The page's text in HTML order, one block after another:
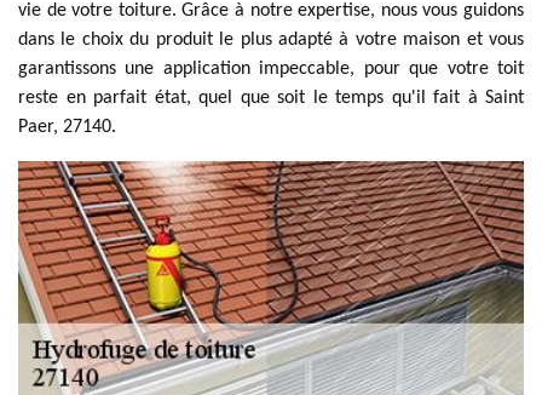
vie de votre toiture. Grâce à notre expertise, nous vous guidons
dans le choix du produit le plus adapté à votre maison et vous
garantissons une application impeccable, pour que votre toit
reste en parfait état, quel que soit le temps qu'il fait à Saint
Paer, 27140.